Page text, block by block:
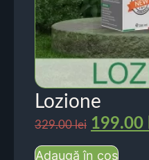
Lozione
329.00lei 199.00
Adaugă în coș